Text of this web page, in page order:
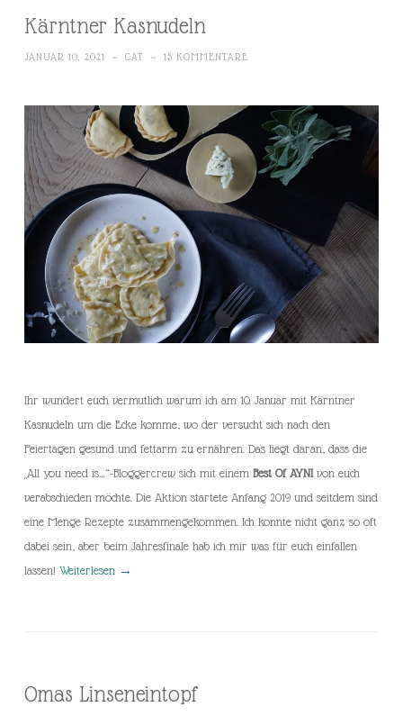
Kärntner Kasnudeln
JANUAR 10, 2021 ~ CAT ~ 15 KOMMENTARE
Ihr wundert euch vermutlich warum ich am 10. Januar mit Kärntner
Kasnudeln um die Ecke komme, wo der versucht sich nach den
Feiertagen gesund und fettarm zu ernähren. Das liegt daran, dass die
„All you need is…“-Bloggercrew sich mit einem Best Of AYNIvon euch
verabschieden möchte. Die Aktion startete Anfang 2019 und seitdem sind
eine Menge Rezepte zusammengekommen. Ich konnte nicht ganz so oft
dabei sein, aber beim Jahresfinale hab ich mir was für euch einfallen
lassen! Weiterlesen →
Omas Linseneintopf